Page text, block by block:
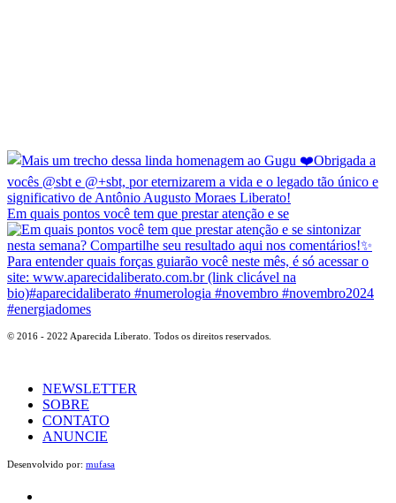
Em quais pontos você tem que prestar atenção e se
© 2016 - 2022 Aparecida Liberato. Todos os direitos reservados.
NEWSLETTER
SOBRE
CONTATO
ANUNCIE
Desenvolvido por: mufasa